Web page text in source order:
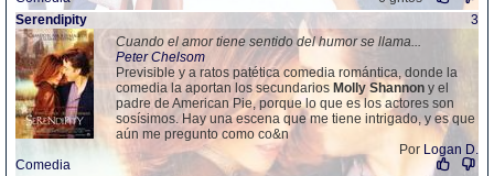
Serendipity
3
Cuando el amor tiene sentido del humor se llama...
Peter Chelsom
Previsible y a ratos patética comedia romántica, donde la
comedia la aportan los secundarios Molly Shannon y el
padre de American Pie, porque lo que es los actores son
sosísimos. Hay una escena que me tiene intrigado, y es que
aún me pregunto como co&n
Por Logan D.
Comedia